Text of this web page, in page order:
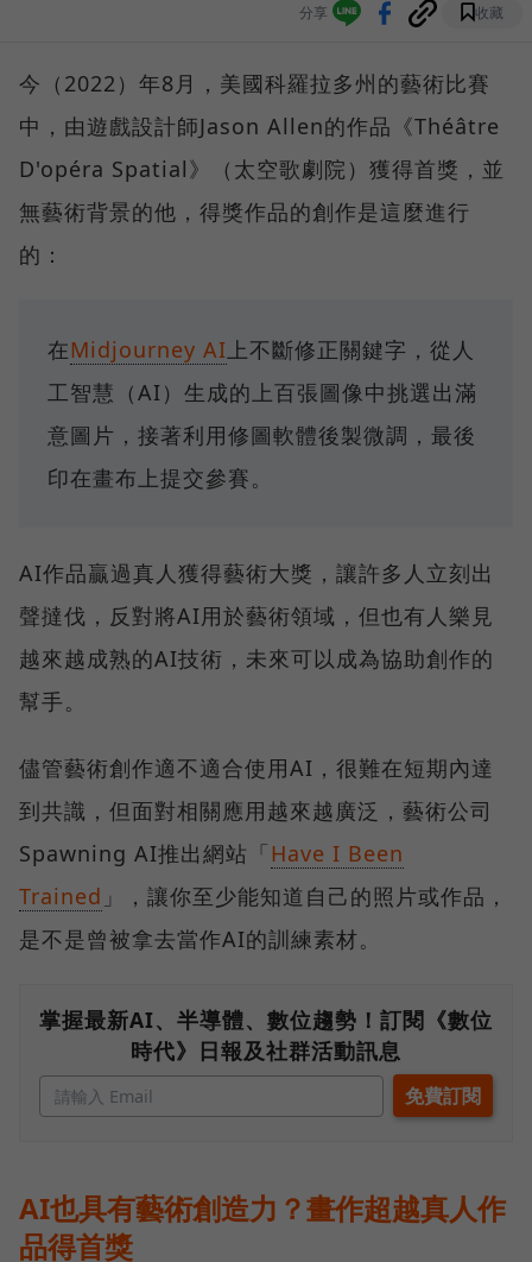
分享 收藏
今（2022）年8月，美國科羅拉多州的藝術比賽
中，由遊戲設計師Jason Allen的作品《Théâtre
D'opéra Spatial》（太空歌劇院）獲得首獎，並
無藝術背景的他，得獎作品的創作是這麼進行
的：
在Midjourney AI 上不斷修正關鍵字，從人
工智慧（AI）生成的上百張圖像中挑選出滿
意圖片，接著利用修圖軟體後製微調，最後
印在畫布上提交參賽。
AI作品贏過真人獲得藝術大獎，讓許多人立刻出
聲撻伐，反對將AI用於藝術領域，但也有人樂見
越來越成熟的AI技術，未來可以成為協助創作的
幫手。
儘管藝術創作適不適合使用AI，很難在短期內達
到共識，但面對相關應用越來越廣泛，藝術公司
Spawning AI推出網站「Have I Been
Trained 」，讓你至少能知道自己的照片或作品，
是不是曾被拿去當作AI的訓練素材。
掌握最新AI、半導體、數位趨勢！訂閱《數位
時代》日報及社群活動訊息
AI也具有藝術創造力？畫作超越真人作
品得首獎